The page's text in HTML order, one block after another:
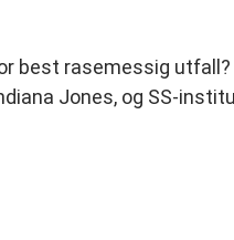
best rasemessig
Jones, og SS-